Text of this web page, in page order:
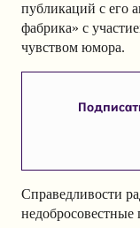
публикаций с его
фабрика» с
чувством юмора.
Справедливости